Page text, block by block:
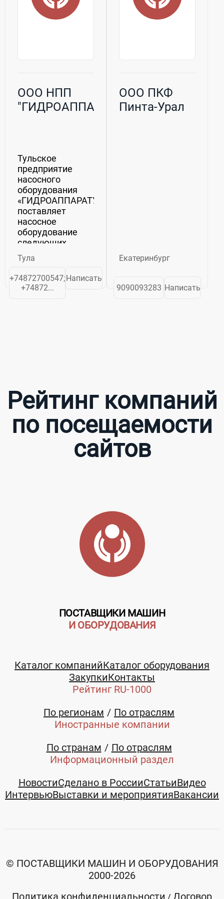
ООО НПП
"ГИДРОАППАРАТУРА"
Тульское
предприятие
насосного
оборудования
«ГИДРОАППАРАТУРА»
поставляет
насосное
оборудование
следующих
видов:· Насосы
погружные ЭЦВ,
2ЭЦВ, 3ЭЦВ;
насосы
Тула
+74872700547;
+74872...
Написать
ООО ПКФ
Пинта-Урал
Екатеринбург
9090093283 Написать
Рейтинг компаний
по посещаемости
сайтов
ПОСТАВЩИКИ МАШИН
И ОБОРУДОВАНИЯ
Каталог компанийКаталог оборудования
ЗакупкиКонтакты
Рейтинг RU-1000
По регионам
По отраслям
Иностранные компании
По странам
По отраслям
Информационный раздел
НовостиСделано в РоссииСтатьиВидео
ИнтервьюВыставки и мероприятияВакансии
© ПОСТАВЩИКИ МАШИН И ОБОРУДОВАНИЯ
2000-2026
Политика конфиденциальности
Договор